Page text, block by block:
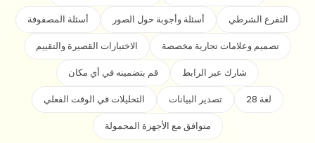
أسئلة المصفوفة
أسئلة وأجوبة حول الصور
التفرع الشرطي
الاختبارات القصيرة والتقييم
تصميم وعلامات تجارية مخصصة
قم بتضمينه في أي مكان
شارك عبر الرابط
التحليلات في الوقت الفعلي
تصدير البيانات
28 لغة
متوافق مع الأجهزة المحمولة